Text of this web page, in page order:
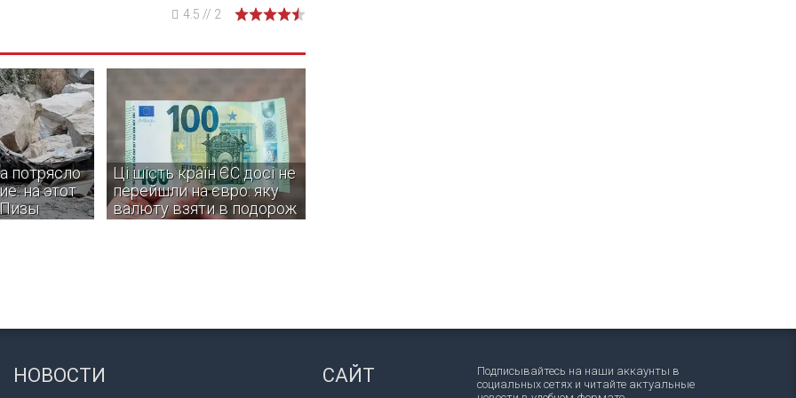
4.5 // 2
потрясло
на этот
однако
Ці шість країн ЄС досі не
перейшли на євро: яку
валюту взяти в подорож
планують вступати в єврозону.
НОВОСТИ САЙТ
Подписывайтесь на наши аккаунты в
социальных сетях и читайте актуальные